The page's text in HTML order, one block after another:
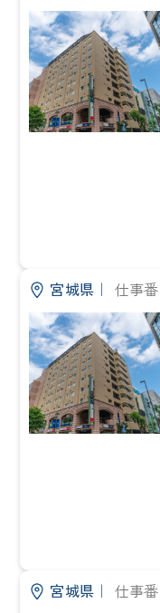
宮城県｜ 仕事番
宮城県｜ 仕事番